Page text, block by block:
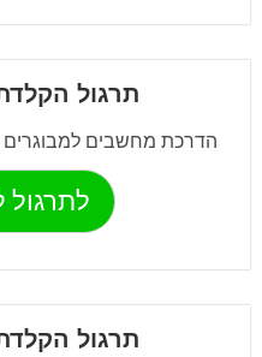
תרגול
הדרכת מחשבים למבוגרים
לתרגול
תרגול